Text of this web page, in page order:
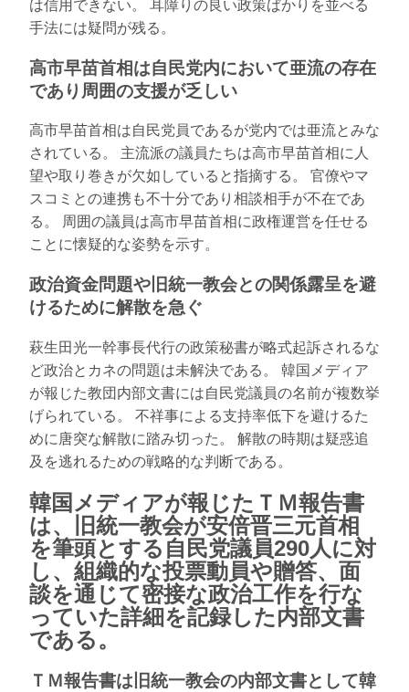
は信用できない。 耳障りの良い政策ばかりを並べる
手法には疑問が残る。
高市早苗首相は自民党内において亜流の存在
であり周囲の支援が乏しい
高市早苗首相は自民党員であるが党内では亜流とみな
されている。 主流派の議員たちは高市早苗首相に人
望や取り巻きが欠如していると指摘する。 官僚やマ
スコミとの連携も不十分であり相談相手が不在であ
る。 周囲の議員は高市早苗首相に政権運営を任せる
ことに懐疑的な姿勢を示す。
政治資金問題や旧統一教会との関係露呈を避
けるために解散を急ぐ
萩生田光一幹事長代行の政策秘書が略式起訴されるな
ど政治とカネの問題は未解決である。 韓国メディア
が報じた教団内部文書には自民党議員の名前が複数挙
げられている。 不祥事による支持率低下を避けるた
めに唐突な解散に踏み切った。 解散の時期は疑惑追
及を逃れるための戦略的な判断である。
韓国メディアが報じたＴＭ報告書
は、旧統一教会が安倍晋三元首相
を筆頭とする自民党議員290人に対
し、組織的な投票動員や贈答、面
談を通じて密接な政治工作を行な
っていた詳細を記録した内部文書
である。
ＴＭ報告書は旧統一教会の内部文書として韓